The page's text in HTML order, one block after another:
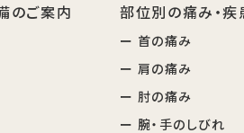
のご案内 部位別の痛み・疾
ー 首の痛み
ー 肩の痛み
ー 肘の痛み
ー 腕・手のしびれ